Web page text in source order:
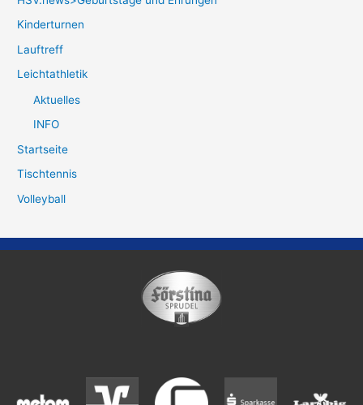
Kinderturnen
Lauftreff
Leichtathletik
Aktuelles
INFO
Startseite
Tischtennis
Volleyball